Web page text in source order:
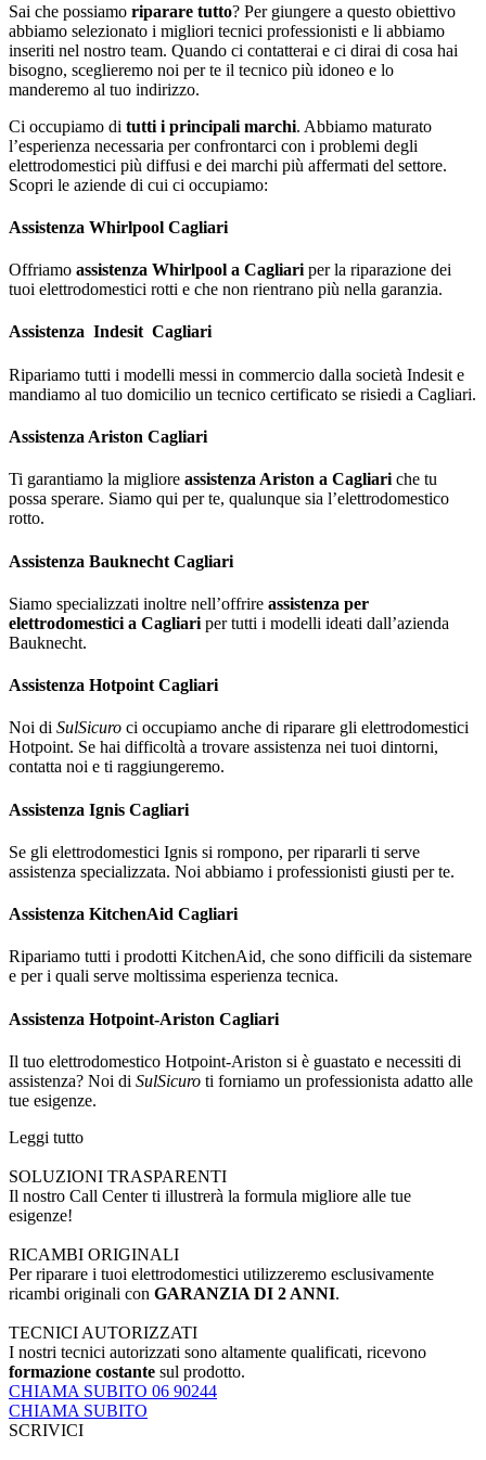
Sai che possiamo riparare tutto? Per giungere a questo obiettivo
abbiamo selezionato i migliori tecnici professionisti e li abbiamo
inseriti nel nostro team. Quando ci contatterai e ci dirai di cosa hai
bisogno, sceglieremo noi per te il tecnico più idoneo e lo
manderemo al tuo indirizzo.
Ci occupiamo di tutti i principali marchi. Abbiamo maturato
l’esperienza necessaria per confrontarci con i problemi degli
elettrodomestici più diffusi e dei marchi più affermati del settore.
Scopri le aziende di cui ci occupiamo:
Assistenza Whirlpool Cagliari
Offriamo assistenza Whirlpool a Cagliari per la riparazione dei
tuoi elettrodomestici rotti e che non rientrano più nella garanzia.
Assistenza Indesit Cagliari
Ripariamo tutti i modelli messi in commercio dalla società Indesit e
mandiamo al tuo domicilio un tecnico certificato se risiedi a Cagliari.
Assistenza Ariston Cagliari
Ti garantiamo la migliore assistenza Ariston a Cagliari che tu
possa sperare. Siamo qui per te, qualunque sia l’elettrodomestico
rotto.
Assistenza Bauknecht Cagliari
Siamo specializzati inoltre nell’offrire assistenza per
elettrodomestici a Cagliari per tutti i modelli ideati dall’azienda
Bauknecht.
Assistenza Hotpoint Cagliari
Noi di SulSicuro ci occupiamo anche di riparare gli elettrodomestici
Hotpoint. Se hai difficoltà a trovare assistenza nei tuoi dintorni,
contatta noi e ti raggiungeremo.
Assistenza Ignis Cagliari
Se gli elettrodomestici Ignis si rompono, per ripararli ti serve
assistenza specializzata. Noi abbiamo i professionisti giusti per te.
Assistenza KitchenAid Cagliari
Ripariamo tutti i prodotti KitchenAid, che sono difficili da sistemare
e per i quali serve moltissima esperienza tecnica.
Assistenza Hotpoint-Ariston Cagliari
Il tuo elettrodomestico Hotpoint-Ariston si è guastato e necessiti di
assistenza? Noi di SulSicuro ti forniamo un professionista adatto alle
tue esigenze.
Leggi tutto
SOLUZIONI TRASPARENTI
Il nostro Call Center ti illustrerà la formula migliore alle tue
esigenze!
RICAMBI ORIGINALI
Per riparare i tuoi elettrodomestici utilizzeremo esclusivamente
ricambi originali con GARANZIA DI 2 ANNI.
TECNICI AUTORIZZATI
I nostri tecnici autorizzati sono altamente qualificati, ricevono
formazione costante sul prodotto.
CHIAMA SUBITO 06 90244
CHIAMA SUBITO
SCRIVICI